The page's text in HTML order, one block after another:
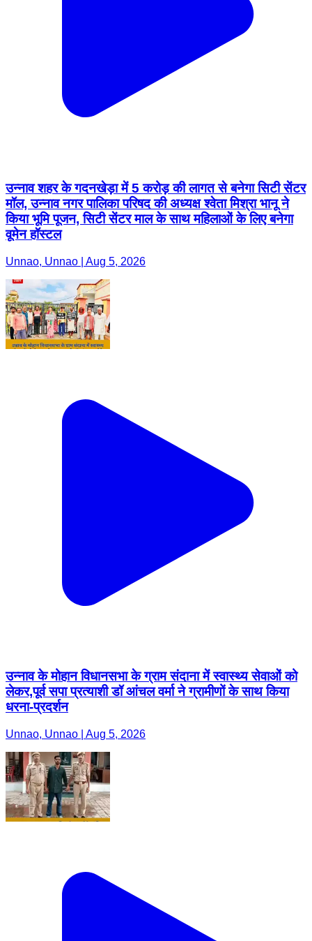
उन्नाव शहर के गदनखेड़ा में 5 करोड़ की लागत से बनेगा सिटी सेंटर
मॉल, उन्नाव नगर पालिका परिषद की अध्यक्ष श्वेता मिश्रा भानू ने
किया भूमि पूजन, सिटी सेंटर माल के साथ महिलाओं के लिए बनेगा
वूमेन हॉस्टल
Unnao, Unnao | Aug 5, 2026
उन्नाव के मोहान विधानसभा के ग्राम संदाना में स्वास्थ्य सेवाओं को
लेकर,पूर्व सपा प्रत्याशी डॉ आंचल वर्मा ने ग्रामीणों के साथ किया
धरना-प्रदर्शन
Unnao, Unnao | Aug 5, 2026